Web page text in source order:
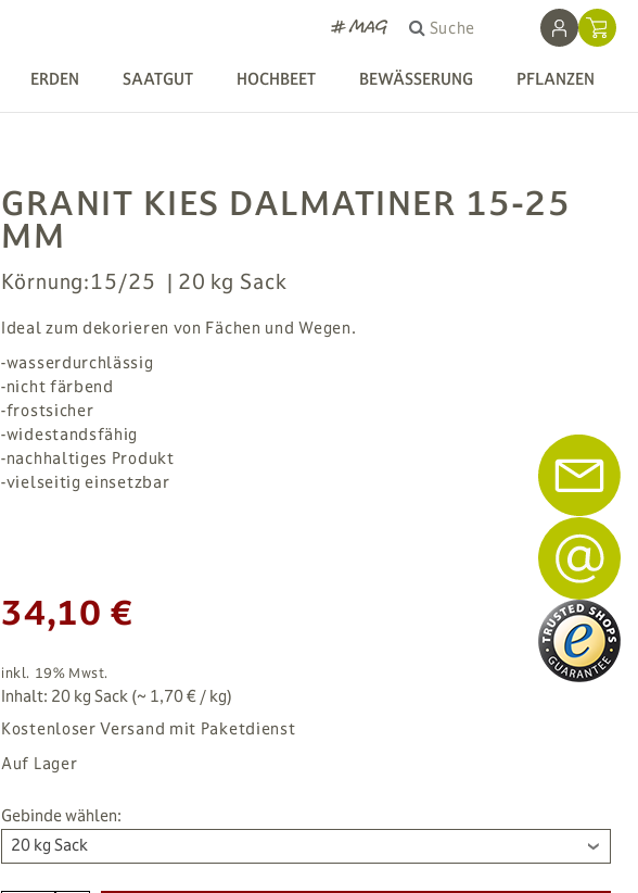
# MAG Suche
ERDEN SAATGUT HOCHBEET BEWÄSSERUNG PFLANZEN
GRANIT KIES DALMATINER 15-25
MM
Körnung:15/25 20 kg Sack
Ideal zum dekorieren von Fächen und Wegen.
-wasserdurchlässig
-nicht färbend
-frostsicher
-widestandsfähig
-nachhaltiges Produkt
-vielseitig einsetzbar
34,10 €
inkl. 19% Mwst.
Inhalt: 20 kg Sack (~ 1,70 € / kg)
Kostenloser Versand mit Paketdienst
Auf Lager
Gebinde wählen:
20 kg Sack